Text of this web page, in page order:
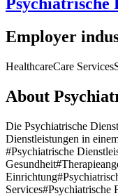
Psychiatrische
Employer
HealthcareCare Services
About
Die Psychiatrische
Dienstleistungen in
#Psychiatrische
Gesundheit
Einrichtung
Services#Psychiatrische